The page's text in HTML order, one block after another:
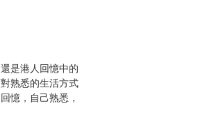
是港人回憶中的
熟悉的生活方式
憶，自己熟悉，